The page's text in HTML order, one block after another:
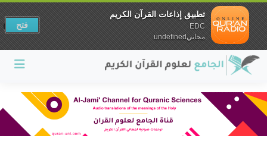
تطبيق إذاعات القرآن الكريم
EDC
مجانيundefined
فتح